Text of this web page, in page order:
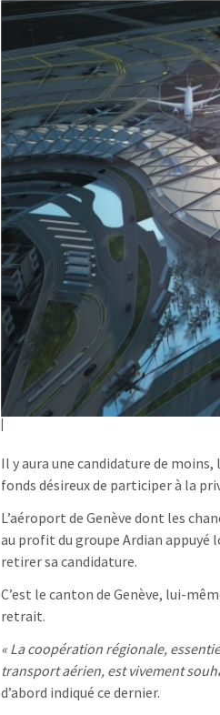
Il y aura une candidature de
fonds désireux de participer à la
L’aéroport de Genève dont les
au profit du groupe Ardian appuyé
retirer sa candidature.
C’est le canton de Genève, lui-
retrait.
« La coopération régionale,
transport aérien, est vivement
d’abord indiqué ce dernier.